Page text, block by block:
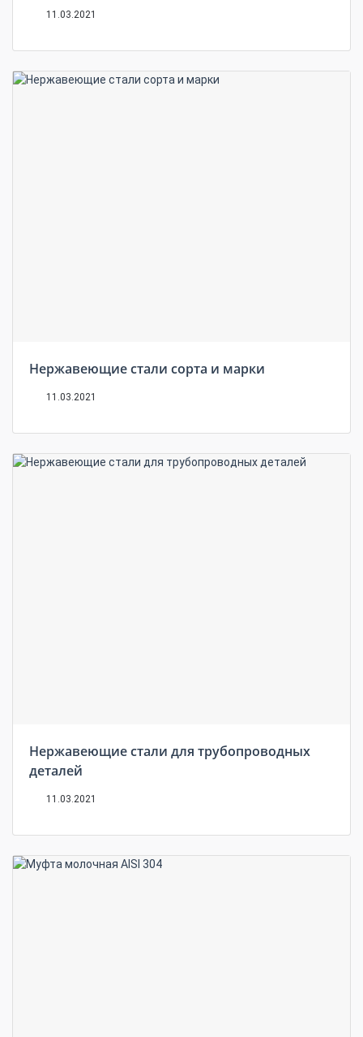
11.03.2021
Нержавеющие стали сорта и марки
11.03.2021
Нержавеющие стали для трубопроводных
деталей
11.03.2021